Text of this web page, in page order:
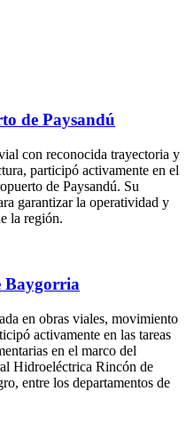
de Paysandú
con reconocida trayectoria y
participó activamente en el
de Paysandú. Su
garantizar la operatividad y
la región.
Baygorria
en obras viales, movimiento
activamente en las tareas
en el marco del
Hidroeléctrica Rincón de
entre los departamentos de